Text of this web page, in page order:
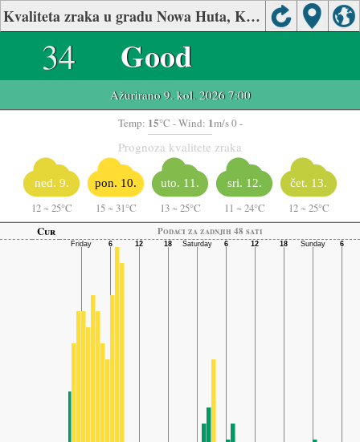
Kvaliteta zraka u gradu Nowa Huta, Kraków, Małopolska
34 Good
Ažurirano 9. kol. 2026 7:00
Temp: 15°C - Wind: 1m/s 0 -
Prognoza kvalitete zraka
ned. 9.
12 ~ 25°C
pon. 10.
15 ~ 31°C
uto. 11.
13 ~ 25°C
sri. 12.
11 ~ 24°C
čet. 13.
12 ~ 25°C
Cur
Podaci za zadnjih 48 sati